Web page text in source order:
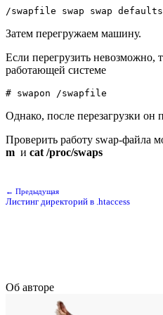
/swapfile swap swap
Затем перегружаем машину.
Если перегрузить невозможно,
работающей системе
# swapon /swapfile
Однако, после перезагрузки он
Проверить работу swap-файла
m и cat /proc/swaps
← Предыдущая
Листинг директорий в .htaccess
Об авторе